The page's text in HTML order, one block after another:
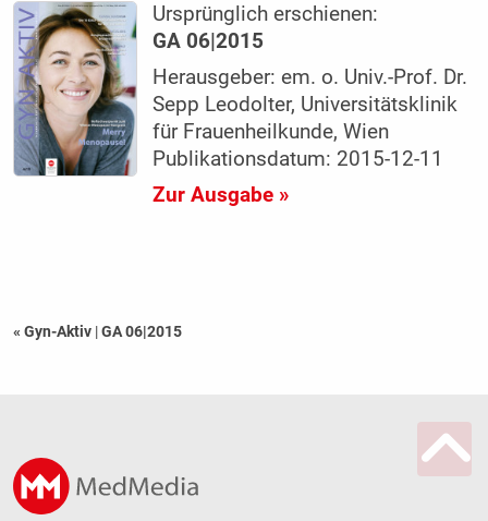
Ursprünglich erschienen:
GA 06|2015
Herausgeber: em. o. Univ.-Prof. Dr.
Sepp Leodolter, Universitätsklinik
für Frauenheilkunde, Wien
Publikationsdatum: 2015-12-11
Zur Ausgabe »
« Gyn-Aktiv |GA 06|2015